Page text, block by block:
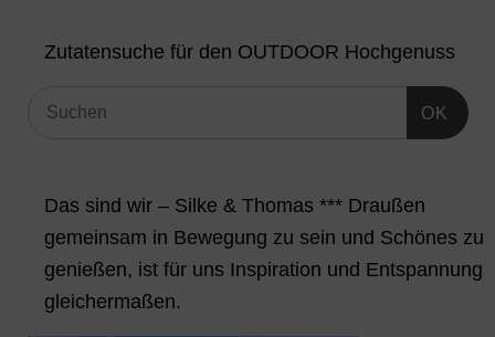
Zutatensuche für den OUTDOOR Hochgenuss
OK
Das sind wir – Silke & Thomas *** Draußen
gemeinsam in Bewegung zu sein und Schönes zu
genießen, ist für uns Inspiration und Entspannung
gleichermaßen.